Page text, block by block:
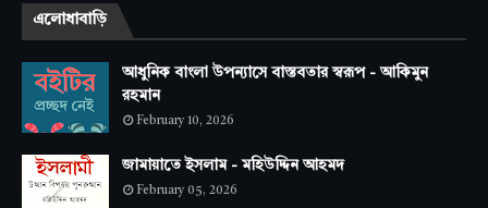
এলোধাবাড়ি
আধুনিক বাংলা উপন্যাসে বাস্তবতার স্বরূপ - আকিমুন
রহমান
February 10, 2026
জামায়াতে ইসলাম - মহিউদ্দিন আহমদ
February 05, 2026